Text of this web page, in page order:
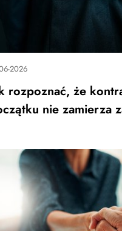
2026
rozpoznać, że
nie zamierza